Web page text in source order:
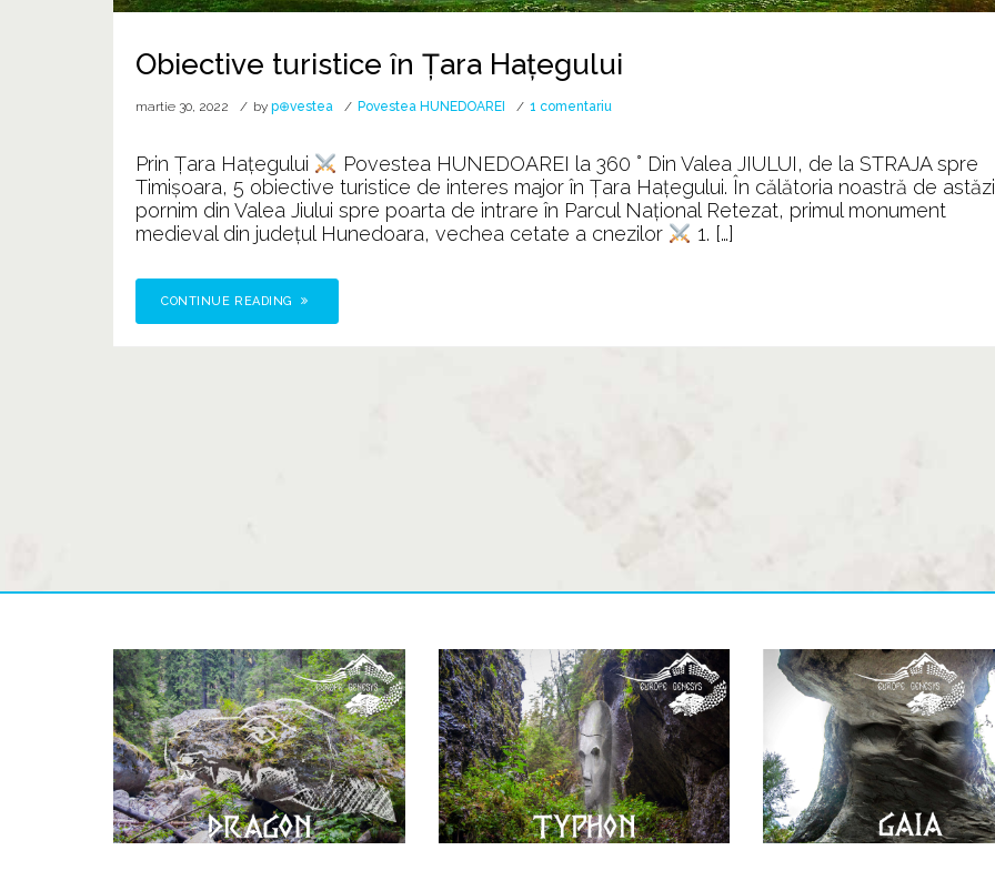
Obiective turistice în Țara Hațegului
martie 30, 2022 by p⊕vestea Povestea HUNEDOAREI 1 comentariu
turistice
în
Țara
Hațegului
Prin Țara Haţegului
Povestea HUNEDOAREI la 360 ° Din Valea JIULUI, de la STRAJA spre
Timișoara, 5 obiective turistice de interes major în Țara Haţegului. În călătoria noastră de astăzi
pornim din Valea Jiului spre poarta de intrare în Parcul Național Retezat, primul monument
medieval din județul Hunedoara, vechea cetate a cnezilor
1. […]
CONTINUE READING